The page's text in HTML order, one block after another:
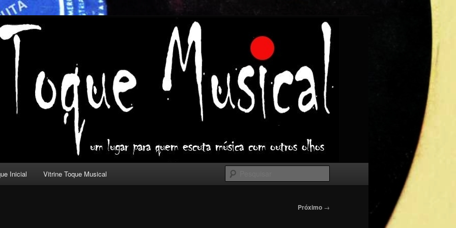
com outros olhos.
Inicial Vitrine Toque Musical
Próximo →